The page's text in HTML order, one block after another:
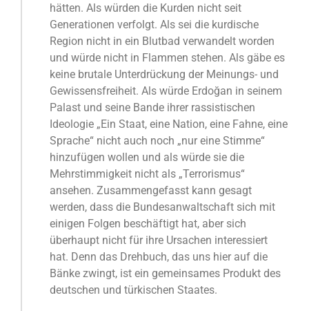
hätten. Als würden die Kurden nicht seit
Generationen verfolgt. Als sei die kurdische
Region nicht in ein Blutbad verwandelt worden
und würde nicht in Flammen stehen. Als gäbe es
keine brutale Unterdrückung der Meinungs- und
Gewissensfreiheit. Als würde Erdoğan in seinem
Palast und seine Bande ihrer rassistischen
Ideologie „Ein Staat, eine Nation, eine Fahne, eine
Sprache“ nicht auch noch „nur eine Stimme“
hinzufügen wollen und als würde sie die
Mehrstimmigkeit nicht als „Terrorismus“
ansehen. Zusammengefasst kann gesagt
werden, dass die Bundesanwaltschaft sich mit
einigen Folgen beschäftigt hat, aber sich
überhaupt nicht für ihre Ursachen interessiert
hat. Denn das Drehbuch, das uns hier auf die
Bänke zwingt, ist ein gemeinsames Produkt des
deutschen und türkischen Staates.